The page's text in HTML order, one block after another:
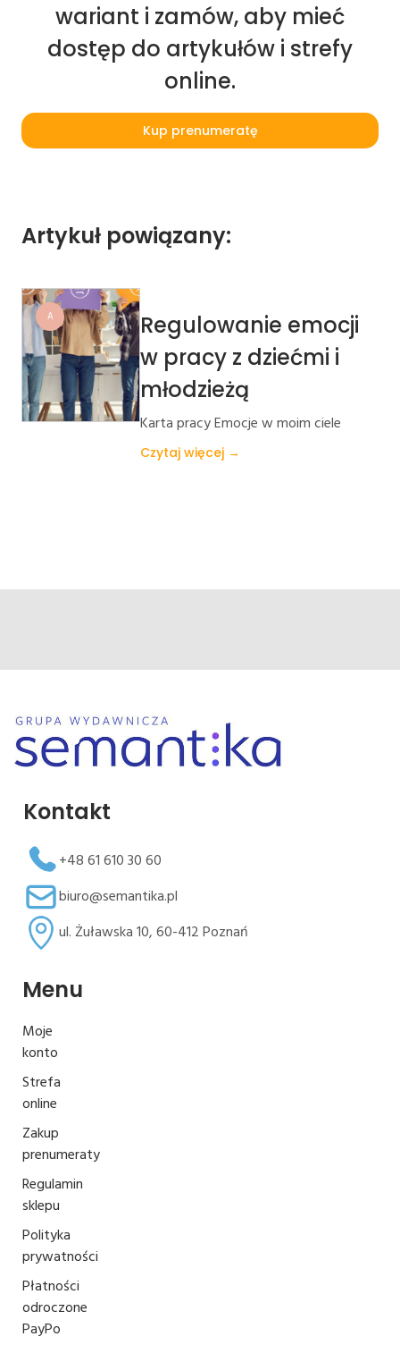
wariant i zamów, aby mieć
dostęp do artykułów i strefy
online.
Kup prenumeratę
Artykuł powiązany:
A
Regulowanie emocji
w pracy z dziećmi i
młodzieżą
Karta pracy Emocje w moim ciele
Czytaj więcej →
Kontakt
+48 61 610 30 60
biuro@semantika.pl
ul. Żuławska 10, 60-412 Poznań
Menu
Moje
konto
Strefa
online
Zakup
prenumeraty
Regulamin
sklepu
Polityka
prywatności
Płatności
odroczone
PayPo